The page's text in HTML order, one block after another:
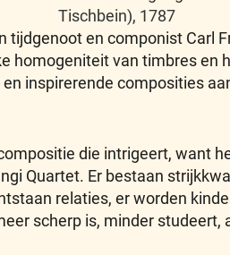
Tischbein), 1787
tijdgenoot en componist Carl
homogeniteit van timbres
inspirerende composities
die intrigeert, want
Quartet. Er bestaan
relaties, er worden
scherp is, minder studeert,